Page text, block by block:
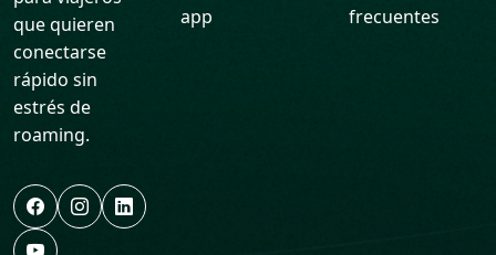
que quieren
conectarse
rápido sin
estrés de
roaming.
app
frecuentes